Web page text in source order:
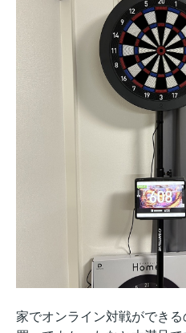
家でオンライン対戦ができる